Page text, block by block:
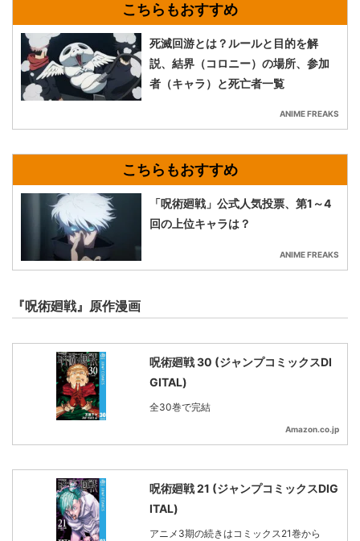
死滅回游とは？ルールと目的を解
説、結界（コロニー）の場所、参加
者（キャラ）と死亡者一覧
ANIME FREAKS
「呪術廻戦」公式人気投票、第1～4
回の上位キャラは？
ANIME FREAKS
『呪術廻戦』原作漫画
呪術廻戦 30 (ジャンプコミックスDI
GITAL)
全30巻で完結
Amazon.co.jp
呪術廻戦 21 (ジャンプコミックスDIG
ITAL)
アニメ3期の続きはコミックス21巻から